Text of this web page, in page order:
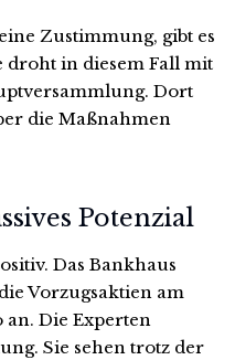
Zustimmung, gibt es
droht in diesem Fall mit
Dort
die Maßnahmen
Potenzial
Das Bankhaus
Vorzugsaktien am
an. Die Experten
Sie sehen trotz der